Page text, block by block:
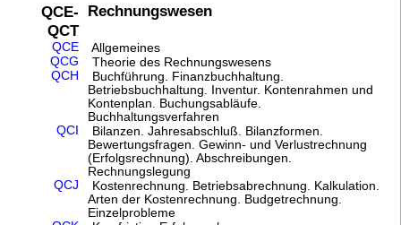
QCE-
QCT
Rechnungswesen
QCE
Allgemeines
QCG
Theorie des Rechnungswesens
QCH
Buchführung. Finanzbuchhaltung.
Betriebsbuchhaltung. Inventur. Kontenrahmen und
Kontenplan. Buchungsabläufe.
Buchhaltungsverfahren
QCI
Bilanzen. Jahresabschluß. Bilanzformen.
Bewertungsfragen. Gewinn- und Verlustrechnung
(Erfolgsrechnung). Abschreibungen.
Rechnungslegung
QCJ
Kostenrechnung. Betriebsabrechnung. Kalkulation.
Arten der Kostenrechnung. Budgetrechnung.
Einzelprobleme